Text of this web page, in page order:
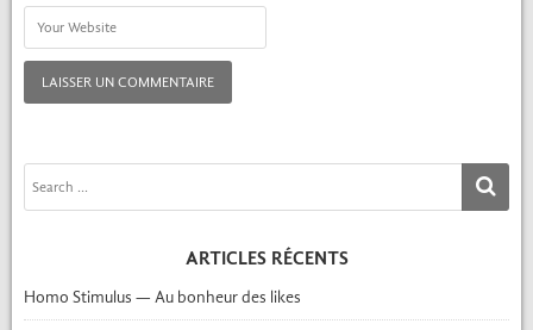
Website
ARTICLES RÉCENTS
Homo Stimulus — Au bonheur des likes